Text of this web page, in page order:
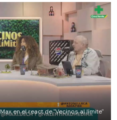
Max en el react de "Vecinos al límite"